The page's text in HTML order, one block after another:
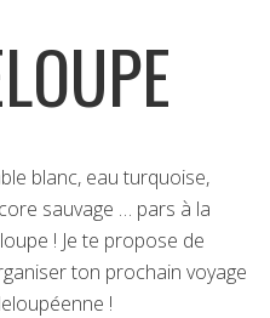
blanc, eau turquoise,
sauvage … pars à la
! Je te propose de
ton prochain voyage
!